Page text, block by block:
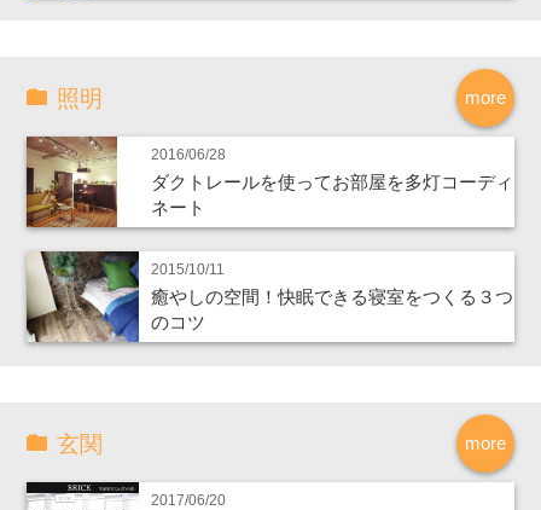
more
照明
2016/06/28
ダクトレールを使ってお部屋を多灯コーディ
ネート
2015/10/11
癒やしの空間！快眠できる寝室をつくる３つ
のコツ
more
玄関
2017/06/20